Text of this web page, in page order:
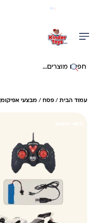
חיפוש באתר
עמוד הבית / פסח / מבצעי אפיקומן